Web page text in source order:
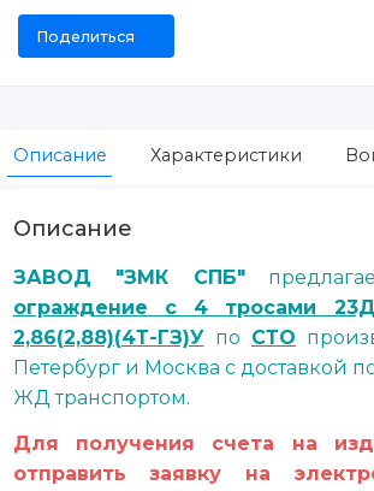
Поделиться
Описание Характеристики
Описание
ЗАВОД "ЗМК СПБ"
ограждение с 4 тросами
2,86(2,88)(4Т-ГЗ)Упо СТО
Петербург и Москва с доставкой
ЖД транспортом.
Для получения счета на
отправить заявку на